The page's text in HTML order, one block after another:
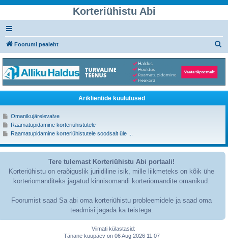
Korteriühistu Abi
Foorumi pealeht
Äriklientide kuulutused
M
n
i
i
s
t
Omanikujärelevalve
M
n
v
a
s
Raamatupidamine korteriühistutele
M
n
e
i
m
Raamatupidamine korteriühistutele soodsalt üle ...
Tere tulemast Korteriühistu Abi portaali!
Korteriühistu on eraõiguslik juriidiline isik, mille liikmeteks on kõik ühe
korteriomanditeks jagatud kinnisomandi korteriomandite omanikud.
Foorumist saad Sa abi oma korteriühistu probleemidele ja saad oma
teadmisi jagada ka teistega.
Viimati külastasid:
Tänane kuupäev on 06 Aug 2026 11:07